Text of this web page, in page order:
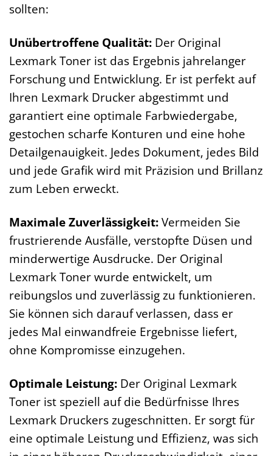
sollten:
Unübertroffene Qualität: Der Original
Lexmark Toner ist das Ergebnis jahrelanger
Forschung und Entwicklung. Er ist perfekt auf
Ihren Lexmark Drucker abgestimmt und
garantiert eine optimale Farbwiedergabe,
gestochen scharfe Konturen und eine hohe
Detailgenauigkeit. Jedes Dokument, jedes Bild
und jede Grafik wird mit Präzision und Brillanz
zum Leben erweckt.
Maximale Zuverlässigkeit:Vermeiden Sie
frustrierende Ausfälle, verstopfte Düsen und
minderwertige Ausdrucke. Der Original
Lexmark Toner wurde entwickelt, um
reibungslos und zuverlässig zu funktionieren.
Sie können sich darauf verlassen, dass er
jedes Mal einwandfreie Ergebnisse liefert,
ohne Kompromisse einzugehen.
Optimale Leistung: Der Original Lexmark
Toner ist speziell auf die Bedürfnisse Ihres
Lexmark Druckers zugeschnitten. Er sorgt für
eine optimale Leistung und Effizienz, was sich